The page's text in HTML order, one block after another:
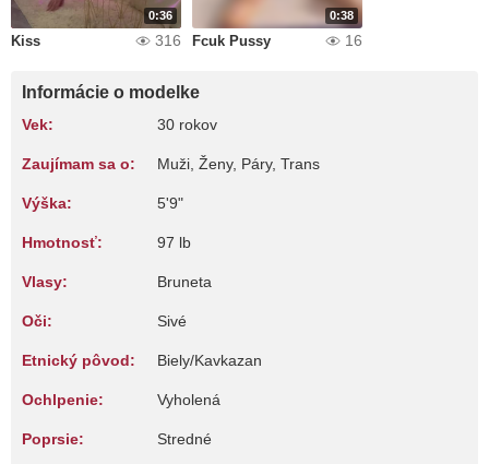
0:36
Kiss 316
0:38
Fcuk Pussy 16
Informácie o modelke
Vek: 30 rokov
Zaujímam sa o: Muži, Ženy, Páry, Trans
Výška: 5'9"
Hmotnosť: 97 lb
Vlasy: Bruneta
Oči: Sivé
Etnický pôvod: Biely/Kavkazan
Ochlpenie: Vyholená
Poprsie: Stredné